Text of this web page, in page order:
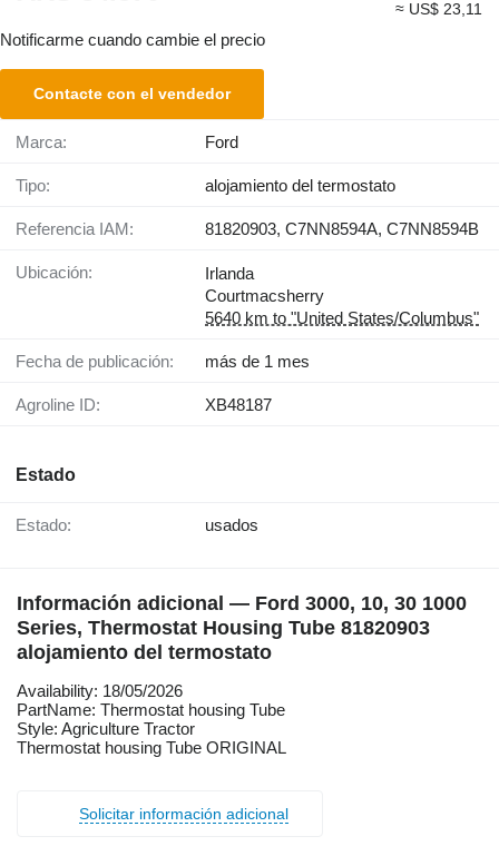
≈ US$ 23,11
Notificarme cuando cambie el precio
Contacte con el vendedor
Marca: Ford
Tipo: alojamiento del termostato
Referencia IAM: 81820903, C7NN8594A, C7NN8594B
Ubicación:
Irlanda
Courtmacsherry
5640 km to "United States/Columbus"
Fecha de publicación: más de 1 mes
Agroline ID: XB48187
Estado
Estado: usados
Información adicional — Ford 3000, 10, 30 1000
Series, Thermostat Housing Tube 81820903
alojamiento del termostato
Availability: 18/05/2026
PartName: Thermostat housing Tube
Style: Agriculture Tractor
Thermostat housing Tube ORIGINAL
Solicitar información adicional